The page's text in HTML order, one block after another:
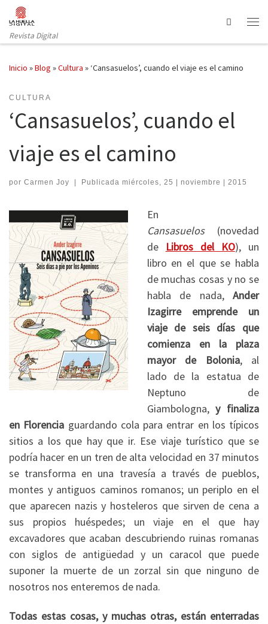
Saltar al contenido
Revista Digital
Search
Inicio »Blog »Cultura » ‘Cansasuelos’, cuando el viaje es el camino
CULTURA
‘Cansasuelos’, cuando el
viaje es el camino
por Carmen Joy | Publicada miércoles, 25 | noviembre | 2015
En
Cansasuelos(novedad
de
Libros del KO), un
libro en el que se habla
de muchas cosas y no se
habla de nada, Ander
Izagirre emprende un
viaje de seis días que
comienza en la plaza
mayor de Bolonia, al
lado de la estatua de
Neptuno de
Giambologna,y finaliza
en Florencia guardando cola para entrar en los típicos
sitios a los que hay que ir. Ese viaje turístico que se
podría hacer en un tren de alta velocidad en 37 minutos
se transforma en una travesía a través de pueblos,
montes y antiguos caminos romanos; un periplo en el
que aparecen nazis y hosteleros que sirven de cena a
sus propios huéspedes; un viaje en el que hay
excavadores que acaban descubriendo ruinas romanas
con siglos de antigüedad y un caracol que puede
suponer la muerte de un zorzal sin que ninguno de
nosotros nos enteremos de nada.
Todas estas cosas, y muchas otras, están enterradas